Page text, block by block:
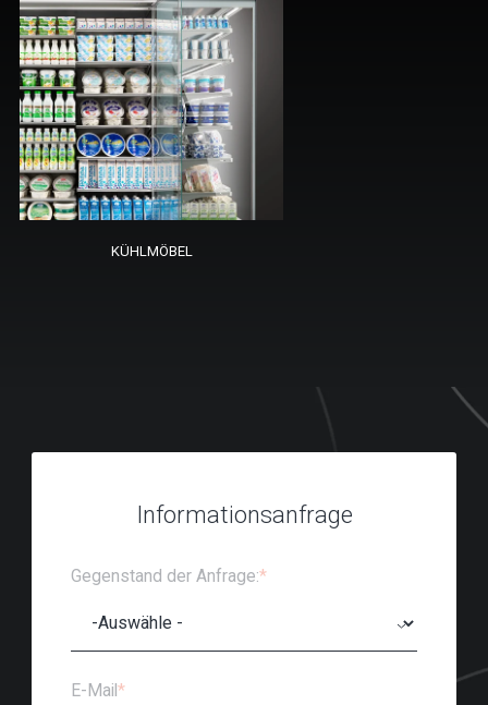
KÜHLMÖBEL
Informationsanfrage
Gegenstand der Anfrage:*
E-Mail*